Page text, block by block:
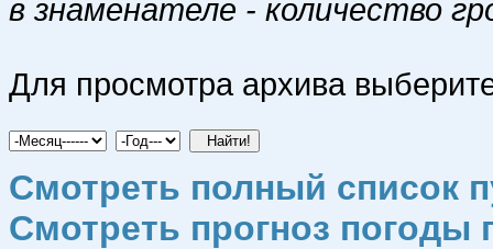
в знаменателе - количество
Для просмотра архива
Смотреть полный список
Смотреть прогноз погоды